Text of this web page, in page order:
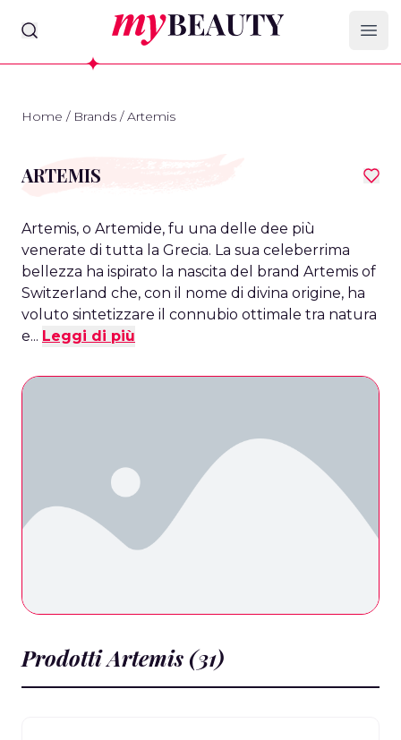
myBeauty
Home / Brands / Artemis
ARTEMIS
Artemis, o Artemide, fu una delle dee più
venerate di tutta la Grecia. La sua celeberrima
bellezza ha ispirato la nascita del brand Artemis of
Switzerland che, con il nome di divina origine, ha
voluto sintetizzare il connubio ottimale tra natura
e... Leggi di più
Prodotti Artemis (31)